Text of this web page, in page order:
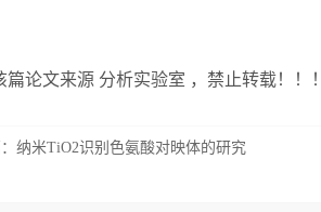
篇论文来源 分析实验室 ，禁止转载！！！
纳米TiO2识别色氨酸对映体的研究